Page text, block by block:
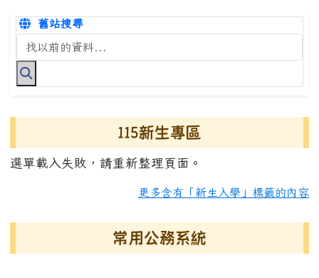
舊站搜尋
搜尋台南市永康國小全球資訊網關鍵字
115新生專區
選單載入失敗，請重新整理頁面。
更多含有「新生入學」標籤的內容
常用公務系統